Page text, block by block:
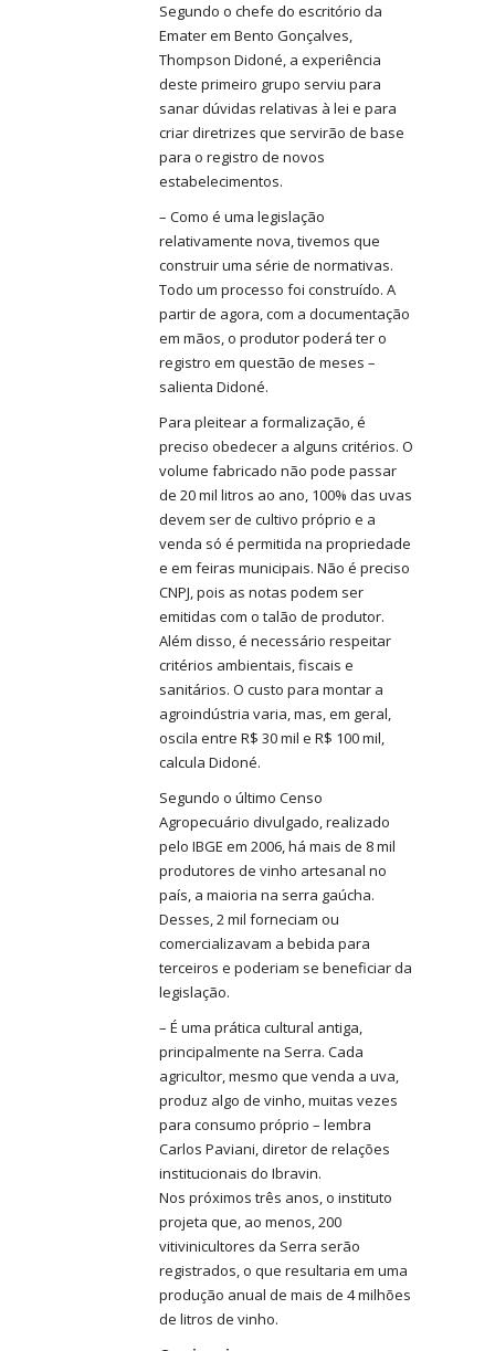
Segundo o chefe do escritório da
Emater em Bento Gonçalves,
Thompson Didoné, a experiência
deste primeiro grupo serviu para
sanar dúvidas relativas à lei e para
criar diretrizes que servirão de base
para o registro de novos
estabelecimentos.
– Como é uma legislação
relativamente nova, tivemos que
construir uma série de normativas.
Todo um processo foi construído. A
partir de agora, com a documentação
em mãos, o produtor poderá ter o
registro em questão de meses –
salienta Didoné.
Para pleitear a formalização, é
preciso obedecer a alguns critérios. O
volume fabricado não pode passar
de 20 mil litros ao ano, 100% das uvas
devem ser de cultivo próprio e a
venda só é permitida na propriedade
e em feiras municipais. Não é preciso
CNPJ, pois as notas podem ser
emitidas com o talão de produtor.
Além disso, é necessário respeitar
critérios ambientais, fiscais e
sanitários. O custo para montar a
agroindústria varia, mas, em geral,
oscila entre R$ 30 mil e R$ 100 mil,
calcula Didoné.
Segundo o último Censo
Agropecuário divulgado, realizado
pelo IBGE em 2006, há mais de 8 mil
produtores de vinho artesanal no
país, a maioria na serra gaúcha.
Desses, 2 mil forneciam ou
comercializavam a bebida para
terceiros e poderiam se beneficiar da
legislação.
– É uma prática cultural antiga,
principalmente na Serra. Cada
agricultor, mesmo que venda a uva,
produz algo de vinho, muitas vezes
para consumo próprio – lembra
Carlos Paviani, diretor de relações
institucionais do Ibravin.
Nos próximos três anos, o instituto
projeta que, ao menos, 200
vitivinicultores da Serra serão
registrados, o que resultaria em uma
produção anual de mais de 4 milhões
de litros de vinho.